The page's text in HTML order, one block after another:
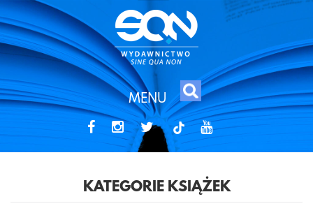
MENU
tiktok
KATEGORIE KSIĄŻEK